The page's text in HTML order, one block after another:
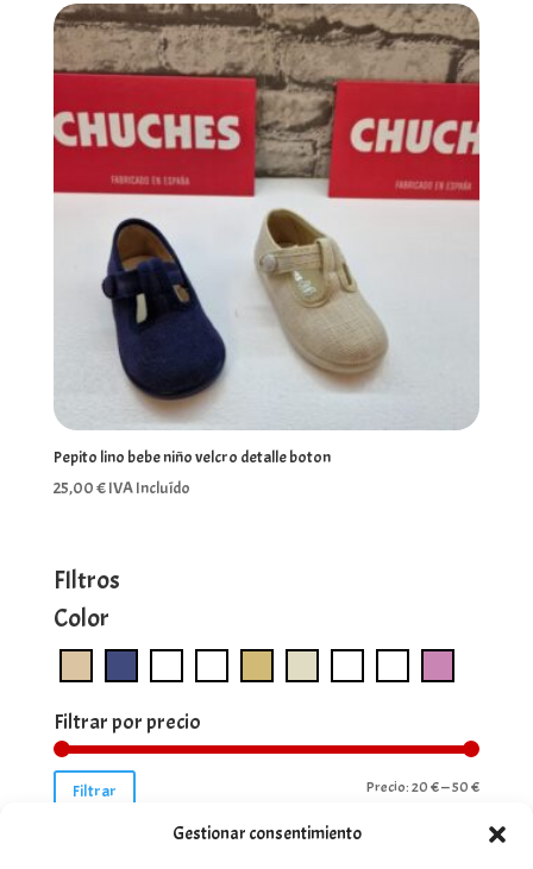
Gestionar consentimiento
Pepito lino bebe niño velcro detalle boton
25,00€IVA Incluído
FIltros
Color
Filtrar por precio
Precio
Precio
Filtrar Precio:20 €—50 €